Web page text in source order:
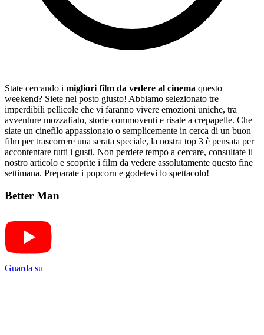
State cercando i migliori film da vedere al cinema questo
weekend? Siete nel posto giusto! Abbiamo selezionato tre
imperdibili pellicole che vi faranno vivere emozioni uniche, tra
avventure mozzafiato, storie commoventi e risate a crepapelle. Che
siate un cinefilo appassionato o semplicemente in cerca di un buon
film per trascorrere una serata speciale, la nostra top 3 è pensata per
accontentare tutti i gusti. Non perdete tempo a cercare, consultate il
nostro articolo e scoprite i film da vedere assolutamente questo fine
settimana. Preparate i popcorn e godetevi lo spettacolo!
Better Man
Guarda su